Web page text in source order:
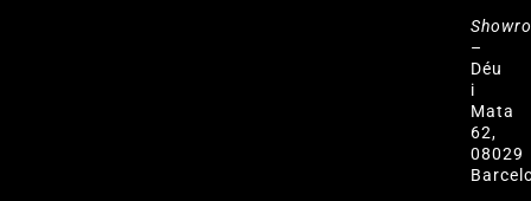
–
Déu
i
Mata
62,
08029